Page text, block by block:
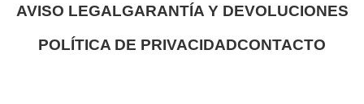
AVISO LEGALGARANTÍA Y DEVOLUCIONES
POLÍTICA DE PRIVACIDADCONTACTO